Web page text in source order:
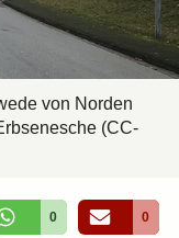
von Norden
(CC-
0 0